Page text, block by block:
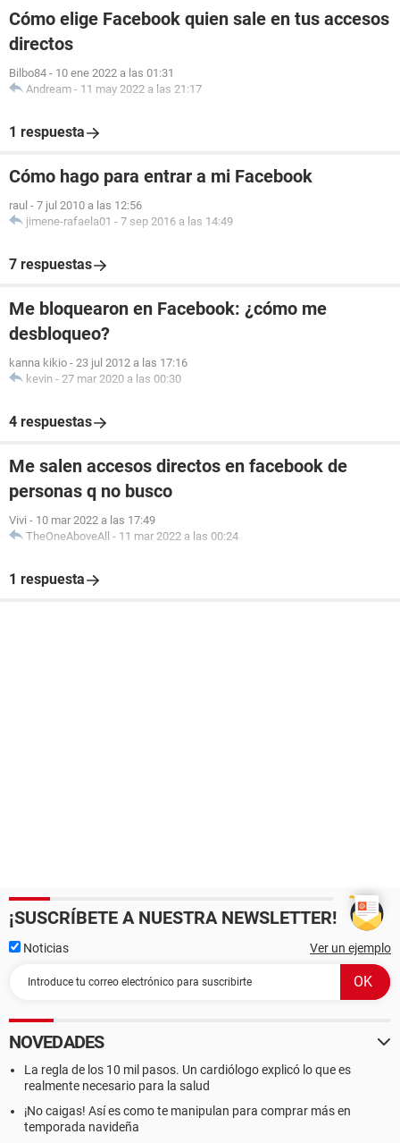
Cómo elige Facebook quien sale en tus accesos
directos
Bilbo84 - 10 ene 2022 a las 01:31
Andream - 11 may 2022 a las 21:17
1 respuesta
Cómo hago para entrar a mi Facebook
raul - 7 jul 2010 a las 12:56
jimene-rafaela01 - 7 sep 2016 a las 14:49
7 respuestas
Me bloquearon en Facebook: ¿cómo me
desbloqueo?
kanna kikio - 23 jul 2012 a las 17:16
kevin - 27 mar 2020 a las 00:30
4 respuestas
Me salen accesos directos en facebook de
personas q no busco
Vivi - 10 mar 2022 a las 17:49
TheOneAboveAll - 11 mar 2022 a las 00:24
1 respuesta
¡SUSCRÍBETE A NUESTRA NEWSLETTER!
Noticias Ver un ejemplo
NOVEDADES
La regla de los 10 mil pasos. Un cardiólogo explicó lo que es
realmente necesario para la salud
¡No caigas! Así es como te manipulan para comprar más en
temporada navideña